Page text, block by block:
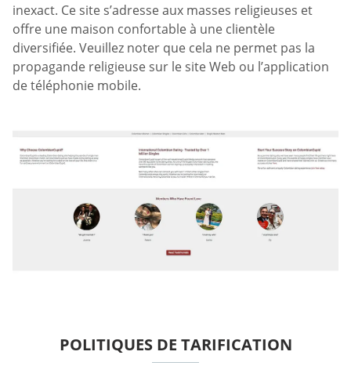
inexact. Ce site s’adresse aux masses religieuses et
offre une maison confortable à une clientèle
diversifiée. Veuillez noter que cela ne permet pas la
propagande religieuse sur le site Web ou l’application
de téléphonie mobile.
POLITIQUES DE TARIFICATION